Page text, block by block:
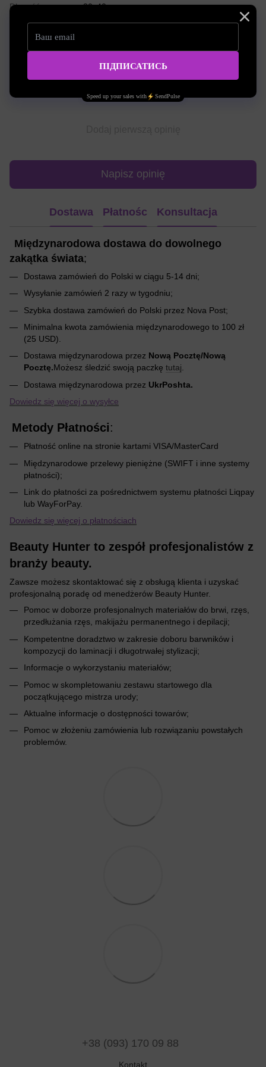
Długość
30х40 cm
Opinie
Napisz opinię
Dostawa Płatnośc Konsultacja
Międzynarodowa dostawa do dowolnego
zakątka świata;
Dostawa zamówień do Polski w ciągu 5-14 dni;
Wysyłanie zamówień 2 razy w tygodniu;
Szybka dostawa zamówień do Polski przez Nova Post;
Minimalna kwota zamówienia międzynarodowego to 100 zł
(25 USD).
Dostawa międzynarodowa przez Nową Pocztę/Nową
Pocztę.Możesz śledzić swoją paczkę tutaj.
Dostawa międzynarodowa przez UkrPoshta.
Dowiedz się więcej o wysyłce
Metody Płatności:
Płatność online na stronie kartami VISA/MasterCard
Międzynarodowe przelewy pieniężne (SWIFT i inne systemy
płatności);
Link do płatności za pośrednictwem systemu płatności Liqpay
lub WayForPay.
Dowiedz się więcej o płatnościach
Beauty Hunter to zespół profesjonalistów z
branży beauty.
Zawsze możesz skontaktować się z obsługą klienta i uzyskać
profesjonalną poradę od menedżerów Beauty Hunter.
Pomoc w doborze profesjonalnych materiałów do brwi, rzęs,
przedłużania rzęs, makijażu permanentnego i depilacji;
Kompetentne doradztwo w zakresie doboru barwników i
kompozycji do laminacji i długotrwałej stylizacji;
Informacje o wykorzystaniu materiałów;
Pomoc w skompletowaniu zestawu startowego dla
początkującego mistrza urody;
Aktualne informacje o dostępności towarów;
Pomoc w złożeniu zamówienia lub rozwiązaniu powstałych
problemów.
+38 (093) 170 09 88
Kontakt